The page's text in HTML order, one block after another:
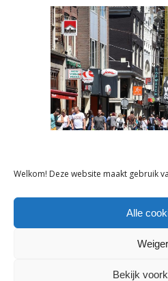
Welkom! Deze website maakt gebruik
Alle
Weiger
Bekijk
BETEKENT VOOR